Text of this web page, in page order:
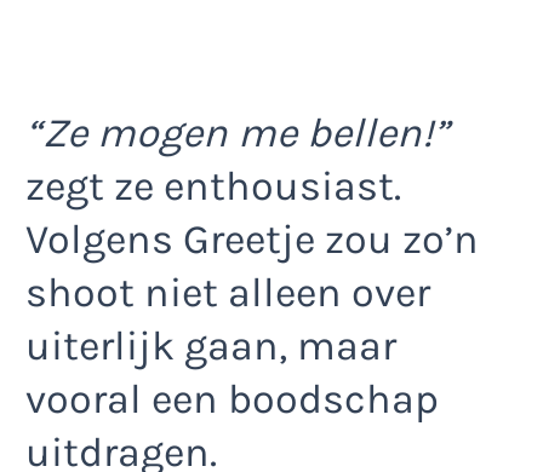
“Ze mogen me bellen!”
zegt ze enthousiast.
Volgens Greetje zou zo’n
shoot niet alleen over
uiterlijk gaan, maar
vooral een boodschap
uitdragen.